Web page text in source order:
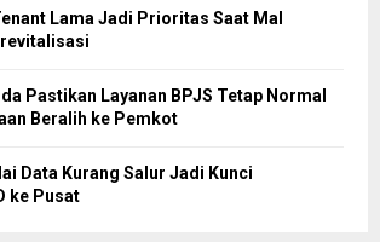
Lama Jadi Prioritas Saat Mal
Pastikan Layanan BPJS Tetap Normal
Beralih ke Pemkot
Data Kurang Salur Jadi Kunci
ke Pusat